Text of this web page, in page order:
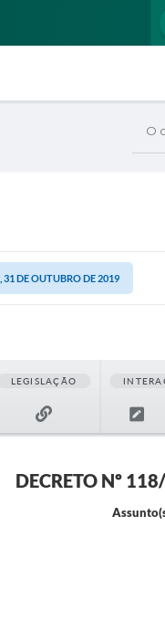
O
31 DE OUTUBRO DE 2019
LEGISLAÇÃO
DECRETO Nº